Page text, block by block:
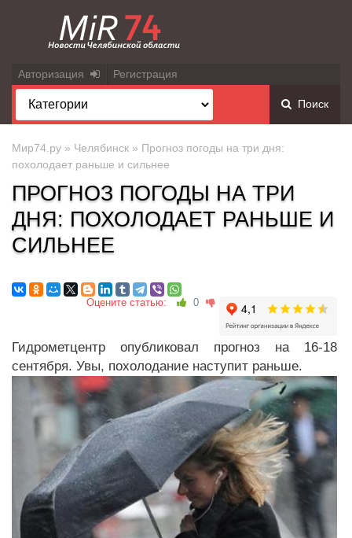
Авторизация Регистрация
Поиск
Мир74.ру » Челябинск » Прогноз погоды на три дня:
похолодает раньше и сильнее
ПРОГНОЗ ПОГОДЫ НА ТРИ
ДНЯ: ПОХОЛОДАЕТ РАНЬШЕ И
СИЛЬНЕЕ
Оцените статью: 0
Гидрометцентр опубликовал прогноз на 16-18
сентября. Увы, похолодание наступит раньше.